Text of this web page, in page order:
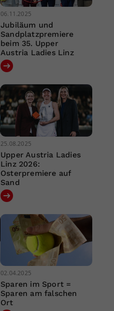
06.11.2025
Jubiläum und
Sandplatzpremiere
beim 35. Upper
Austria Ladies Linz
25.08.2025
Upper Austria Ladies
Linz 2026:
Osterpremiere auf
Sand
02.04.2025
Sparen im Sport =
Sparen am falschen
Ort